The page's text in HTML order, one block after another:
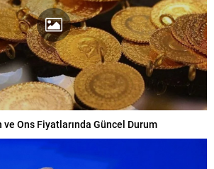
ve Ons Fiyatlarında Güncel Durum